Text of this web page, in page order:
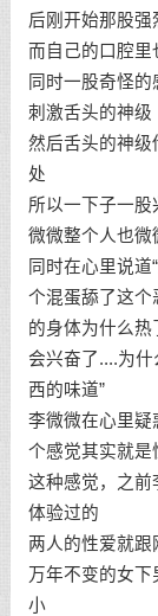
后刚开始那股强
而自己的口腔里
同时一股奇怪
刺激舌头的神级
然后舌头的神级
处
所以一下子一
微微整个人也微
同时在心里说
个混蛋舔了这个
的身体为什么热
会兴奋了....为
西的味道”
李微微在心里疑
个感觉其实就是
这种感觉，之前
体验过的
两人的性爱就
万年不变的女
小